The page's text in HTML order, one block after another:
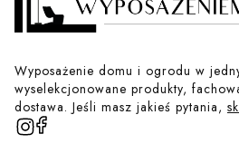
Wyposażenie domu i ogrodu w
wyselekcjonowane produkty,
dostawa. Jeśli masz jakieś pytania,